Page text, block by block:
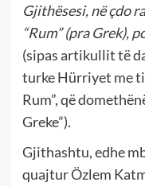
Gjithësesi, në çdo
“Rum” (pra Grek),
(sipas artikullit të
turke Hürriyet me
Rum”, që
Greke”).
Gjithashtu, edhe
quajtur Özlem